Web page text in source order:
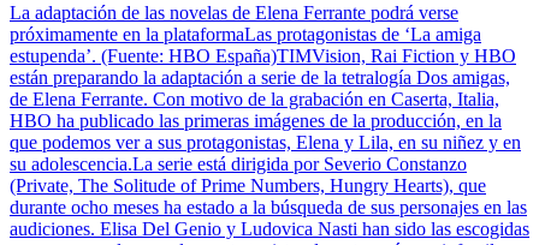
La adaptación de las novelas de Elena Ferrante podrá verse
próximamente en la plataformaLas protagonistas de ‘La amiga
estupenda’. (Fuente: HBO España)TIMVision, Rai Fiction y HBO
están preparando la adaptación a serie de la tetralogía Dos amigas,
de Elena Ferrante. Con motivo de la grabación en Caserta, Italia,
HBO ha publicado las primeras imágenes de la producción, en la
que podemos ver a sus protagonistas, Elena y Lila, en su niñez y en
su adolescencia.La serie está dirigida por Severio Constanzo
(Private, The Solitude of Prime Numbers, Hungry Hearts), que
durante ocho meses ha estado a la búsqueda de sus personajes en las
audiciones. Elisa Del Genio y Ludovica Nasti han sido las escogidas